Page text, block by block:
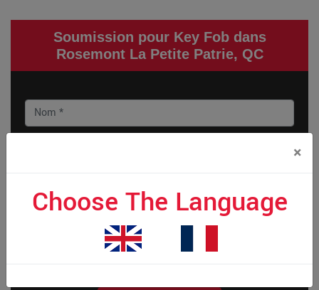
Soumission pour Key Fob dans
Rosemont La Petite Patrie, QC
×
Choose The Language